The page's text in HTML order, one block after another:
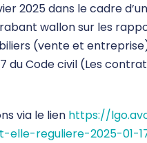
2025 dans le cadre
wallon sur les
(vente et
du Code civil (Les
via le lien https://
reguliere-2025-01-